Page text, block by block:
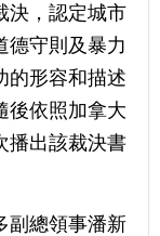
決，認定城市
德守則及暴力
的形容和描述
後依照加拿大
播出該裁決書
副總領事潘新